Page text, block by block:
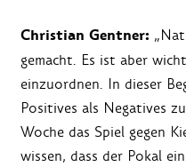
Christian Gentner:
gemacht. Es ist aber
einzuordnen. In dieser
Positives als Negatives
Woche das Spiel gegen
wissen, dass der Pokal